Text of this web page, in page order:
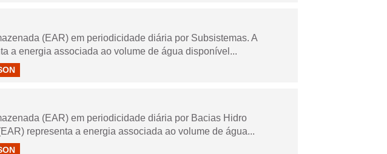
(EAR) em periodicidade diária por Subsistemas. A
a energia associada ao volume de água disponível...
(EAR) em periodicidade diária por Bacias Hidro
representa a energia associada ao volume de água...